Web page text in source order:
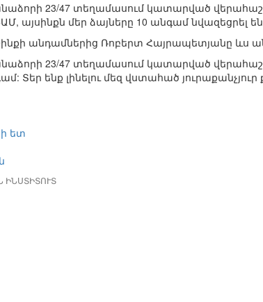
23/47 տեղամասում կատարված
այսինքն մեր ձայները 10 անգամ նվազեցրել
անդամներից Ռոբերտ Հայրապետյանը ևս
23/47 տեղամասում կատարված
Տեր ենք լինելու մեզ վստահած
ետ
ԻՆՍՏԻՏՈՒՏ